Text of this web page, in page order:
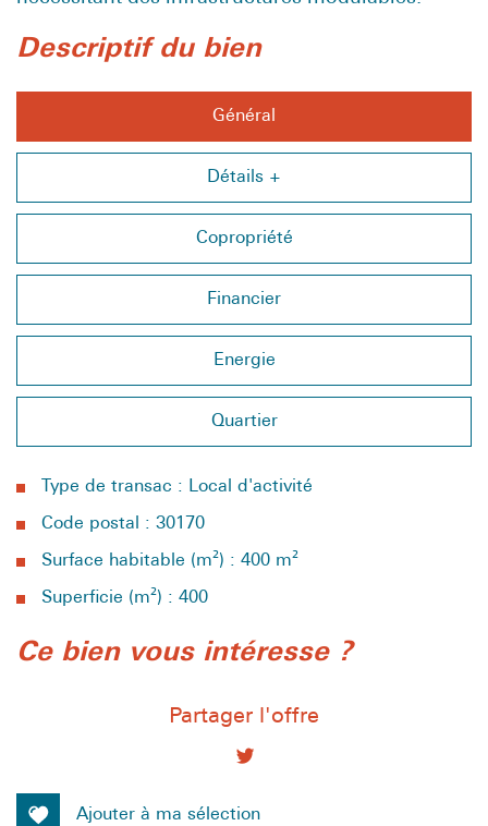
descriptif du bien
Général
Détails +
Copropriété
Financier
Energie
Quartier
Type de transac : Local d'activité
Code postal : 30170
Surface habitable (m²) : 400 m²
Superficie (m²) : 400
la ville de saint-hippolyte-du-fort
ce bien vous intéresse ?
Partager l'offre
Ajouter à ma sélection